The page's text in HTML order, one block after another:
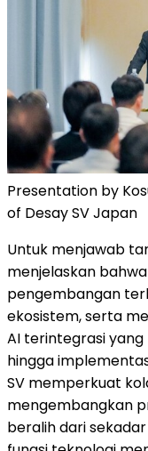
Presentation by
of Desay SV Japan
Untuk menjawab
menjelaskan
pengembangan
ekosistem, serta
AI terintegrasi
hingga
SV memperkuat
mengembangkan
beralih dari